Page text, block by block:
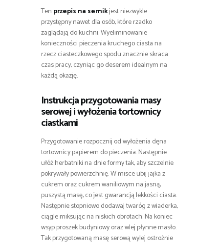
Ten przepis na sernikjest niezwykle
przystępny nawet dla osób, które rzadko
zaglądają do kuchni. Wyeliminowanie
konieczności pieczenia kruchego ciasta na
rzecz ciasteczkowego spodu znacznie skraca
czas pracy, czyniąc go deserem idealnym na
każdą okazję.
Instrukcja przygotowania masy
serowej i wyłożenia tortownicy
ciastkami
Przygotowanie rozpocznij od wyłożenia dęna
tortownicy papierem do pieczenia. Następnie
ułóż herbatniki na dnie formy tak, aby szczelnie
pokrywały powierzchnię. W misce ubij jajka z
cukrem oraz cukrem waniliowym na jasną,
puszystą masę, co jest gwarancją lekkości ciasta.
Następnie stopniowo dodawaj twaróg z wiaderka,
ciągle miksując na niskich obrotach. Na koniec
wsyp proszek budyniowy oraz wlej płynne masło.
Tak przygotowaną masę serową wylej ostrożnie